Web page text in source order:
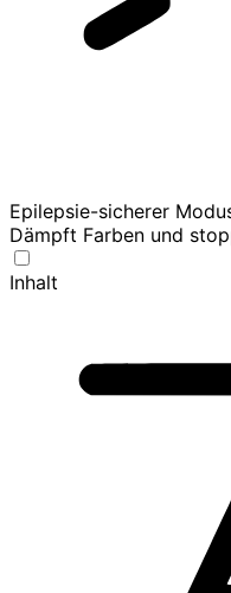
Epilepsie-sicherer
Dämpft Farben und
Inhalt